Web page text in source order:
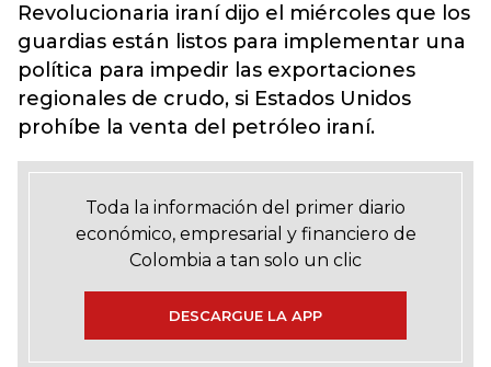
Revolucionaria iraní dijo el miércoles que los
guardias están listos para implementar una
política para impedir las exportaciones
regionales de crudo, si Estados Unidos
prohíbe la venta del petróleo iraní.
Toda la información del primer diario
económico, empresarial y financiero de
Colombia a tan solo un clic
DESCARGUE LA APP